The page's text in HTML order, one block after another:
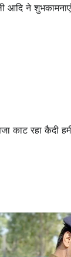
आदि ने शुभकामनाएं
काट रहा कैदी